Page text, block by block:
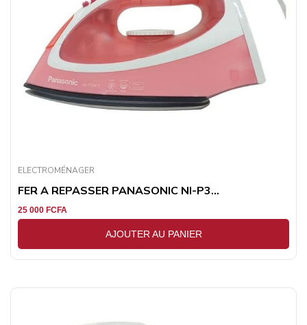
ELECTROMÉNAGER
FER A REPASSER PANASONIC NI-P3...
25 000 FCFA
AJOUTER AU PANIER